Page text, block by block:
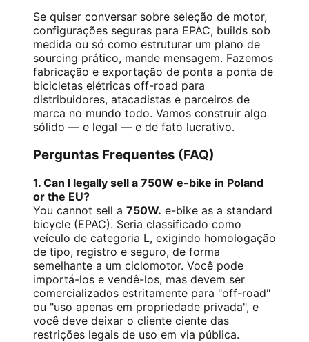
Se quiser conversar sobre seleção de motor,
configurações seguras para EPAC, builds sob
medida ou só como estruturar um plano de
sourcing prático, mande mensagem. Fazemos
fabricação e exportação de ponta a ponta de
bicicletas elétricas off-road para
distribuidores, atacadistas e parceiros de
marca no mundo todo. Vamos construir algo
sólido — e legal — e de fato lucrativo.
Perguntas Frequentes (FAQ)
1. Can I legally sell a 750W e-bike in Poland
or the EU?
You cannot sell a 750W. e-bike as a standard
bicycle (EPAC). Seria classificado como
veículo de categoria L, exigindo homologação
de tipo, registro e seguro, de forma
semelhante a um ciclomotor. Você pode
importá-los e vendê-los, mas devem ser
comercializados estritamente para "off-road"
ou "uso apenas em propriedade privada", e
você deve deixar o cliente ciente das
restrições legais de uso em via pública.